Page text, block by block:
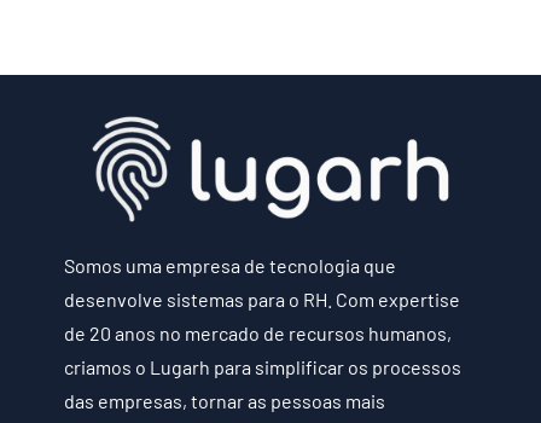
Somos uma empresa de tecnologia que
desenvolve sistemas para o RH. Com expertise
de 20 anos no mercado de recursos humanos,
criamos o Lugarh para simplificar os processos
das empresas, tornar as pessoas mais